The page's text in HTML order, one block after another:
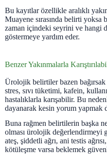
Bu kayıtlar özellikle aralıklı
Muayene sırasında belirti yoksa
zaman içindeki seyrini ve hangi
göstermeye yardım eder.
Benzer Yakınmalarla
Ürolojik belirtiler bazen bağırsak
stres, sıvı tüketimi, kafein,
hastalıklarla karışabilir. Bu
dayanarak kesin yorum yapmak
Buna rağmen belirtilerin başka
olması ürolojik değerlendirmeyi
ateş, şiddetli ağrı, ani testis
kötüleşme varsa beklemek